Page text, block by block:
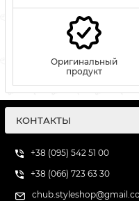
Оригинальный
продукт
КОНТАКТЫ
+38 (095) 542 51 00
+38 (066) 723 63 30